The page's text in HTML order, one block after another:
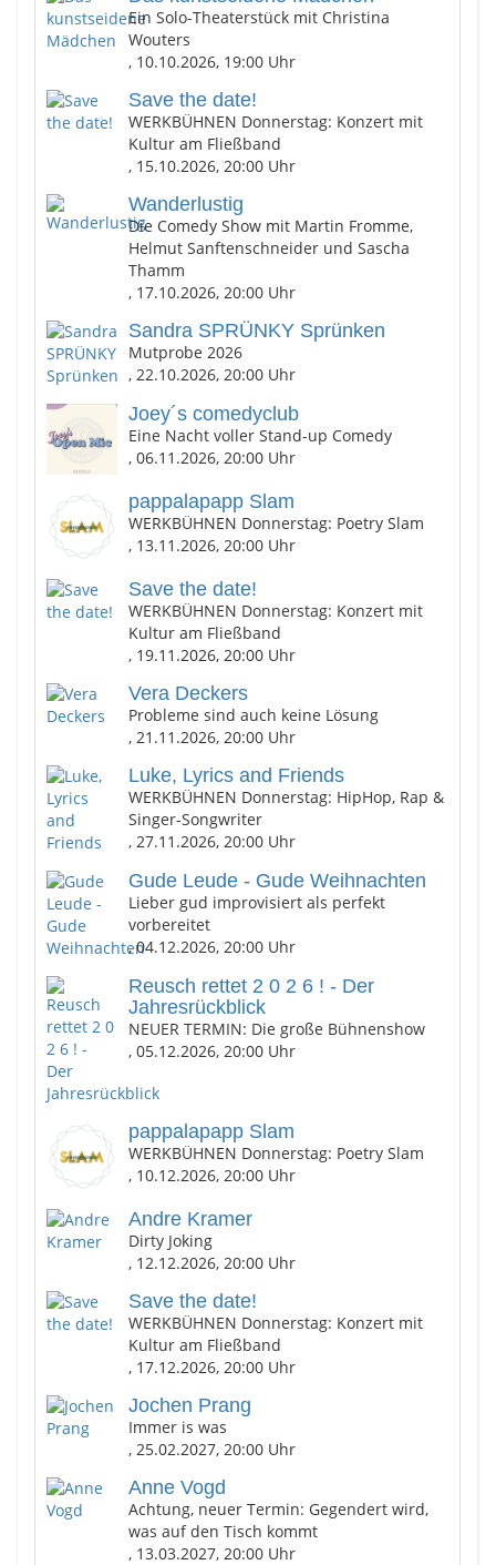
Ein Solo-Theaterstück mit Christina
Wouters
, 10.10.2026, 19:00 Uhr
Save the date!
WERKBÜHNEN Donnerstag: Konzert mit
Kultur am Fließband
, 15.10.2026, 20:00 Uhr
Wanderlustig
Die Comedy Show mit Martin Fromme,
Helmut Sanftenschneider und Sascha
Thamm
, 17.10.2026, 20:00 Uhr
Sandra SPRÜNKY Sprünken
Mutprobe 2026
, 22.10.2026, 20:00 Uhr
Joey´s comedyclub
Eine Nacht voller Stand-up Comedy
, 06.11.2026, 20:00 Uhr
pappalapapp Slam
WERKBÜHNEN Donnerstag: Poetry Slam
, 13.11.2026, 20:00 Uhr
Save the date!
WERKBÜHNEN Donnerstag: Konzert mit
Kultur am Fließband
, 19.11.2026, 20:00 Uhr
Vera Deckers
Probleme sind auch keine Lösung
, 21.11.2026, 20:00 Uhr
Luke, Lyrics and Friends
WERKBÜHNEN Donnerstag: HipHop, Rap &
Singer-Songwriter
, 27.11.2026, 20:00 Uhr
Gude Leude - Gude Weihnachten
Lieber gud improvisiert als perfekt
vorbereitet
, 04.12.2026, 20:00 Uhr
Reusch rettet 2 0 2 6 ! - Der
Jahresrückblick
NEUER TERMIN: Die große Bühnenshow
, 05.12.2026, 20:00 Uhr
pappalapapp Slam
WERKBÜHNEN Donnerstag: Poetry Slam
, 10.12.2026, 20:00 Uhr
Andre Kramer
Dirty Joking
, 12.12.2026, 20:00 Uhr
Save the date!
WERKBÜHNEN Donnerstag: Konzert mit
Kultur am Fließband
, 17.12.2026, 20:00 Uhr
Jochen Prang
Immer is was
, 25.02.2027, 20:00 Uhr
Anne Vogd
Achtung, neuer Termin: Gegendert wird,
was auf den Tisch kommt
, 13.03.2027, 20:00 Uhr